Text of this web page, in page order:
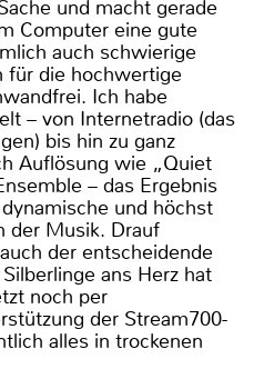
und macht gerade
Computer eine gute
auch schwierige
für die hochwertige
Ich habe
– von Internetradio (das
bis hin zu ganz
Auflösung wie „Quiet
– das Ergebnis
und höchst
der Musik. Drauf
der entscheidende
ans Herz hat
noch per
der Stream700-
alles in trockenen